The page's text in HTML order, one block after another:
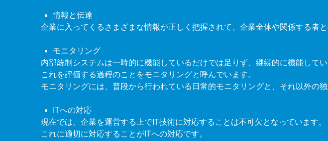
情報と伝達
企業に入ってくるさまざまな情報が正しく把握されて、企業全体や関係する者
モニタリング
内部統制システムは一時的に機能しているだけでは足りず、継続的に機能してい
これを評価する過程のことをモニタリングと呼んでいます。
モニタリングには、普段から行われている日常的モニタリングと、それ以外の
ITへの対応
現在では、企業を運営する上でIT技術に対応することは不可欠となっています。
これに適切に対応することが ITへの対応です。